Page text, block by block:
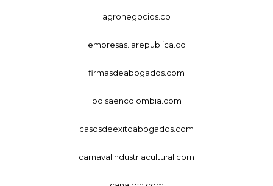
agronegocios.co
empresas.larepublica.co
firmasdeabogados.com
bolsaencolombia.com
casosdeexitoabogados.com
carnavalindustriacultural.com